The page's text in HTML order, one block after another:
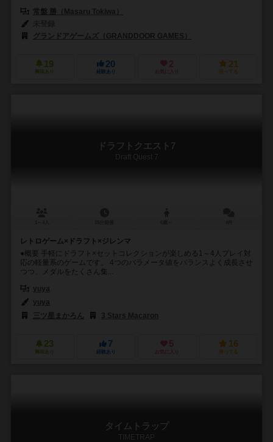
常盤 勝（Masaru Tokiwa）
グランドアゲームズ（GRANDDOOR GAMES）
19
興味あり
20
経験あり
2
お気に入り
21
持ってる
ドラフトクエスト7
Draft Quest 7
レトロゲーム×ドラフト×ジレンマ
●概要 手軽にドラフト×セットコレクションが楽しめる1～4人プレイ対
応の軽量系のゲームです。 4つのパラメータ値をバランスよく成長させ
つつ、メダルをたくさん集...
yuya
yuya
三ツ星まかろん
3 Stars Macaron
23
興味あり
7
経験あり
5
お気に入り
16
持ってる
タイムトラップ
TIMETRAP